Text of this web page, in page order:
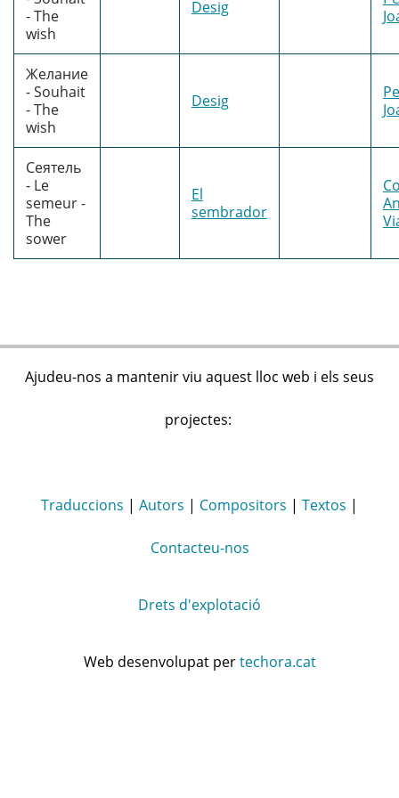
- The
wish
Desig
Желание
- Souhait
- The
wish
Desig
Сеятель
- Le
semeur -
The
sower
El
sembrador
Ajudeu-nos a mantenir viu aquest lloc web i els seus
projectes:
Traduccions | Autors | Compositors | Textos |
Contacteu-nos
Drets d'explotació
Web desenvolupat pertechora.cat